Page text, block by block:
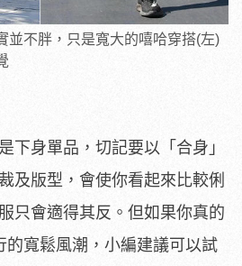
並不胖，只是寬大的嘻哈穿搭(左)
下身單品，切記要以「合身」
及版型，會使你看起來比較俐
只會適得其反。但如果你真的
的寬鬆風潮，小編建議可以試